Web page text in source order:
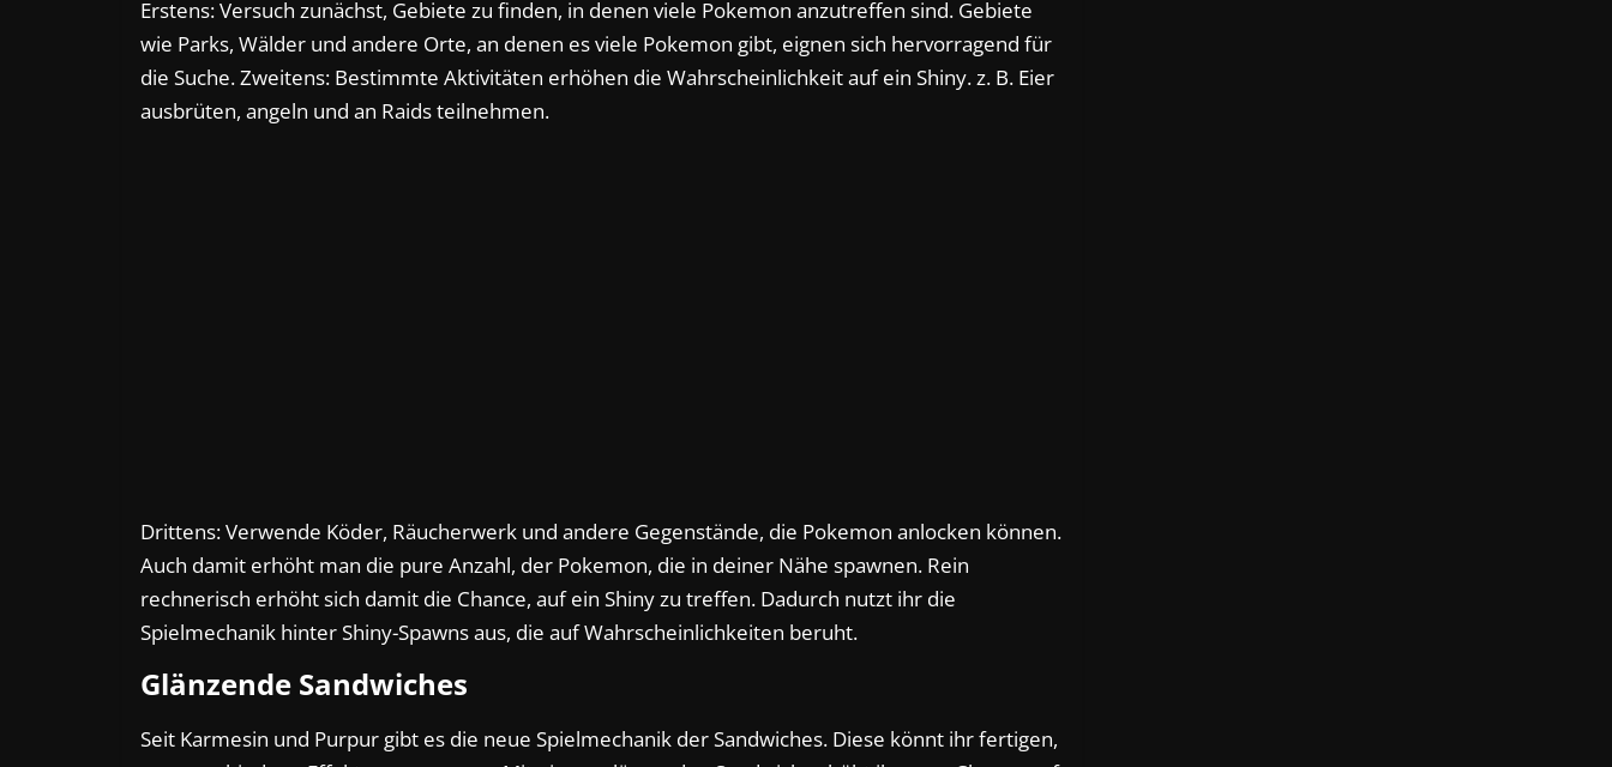
Erstens: Versuch zunächst, Gebiete zu finden, in denen viele Pokemon anzutreffen sind. Gebiete
wie Parks, Wälder und andere Orte, an denen es viele Pokemon gibt, eignen sich hervorragend für
die Suche. Zweitens: Bestimmte Aktivitäten erhöhen die Wahrscheinlichkeit auf ein Shiny. z. B. Eier
ausbrüten, angeln und an Raids teilnehmen.
Drittens: Verwende Köder, Räucherwerk und andere Gegenstände, die Pokemon anlocken können.
Auch damit erhöht man die pure Anzahl, der Pokemon, die in deiner Nähe spawnen. Rein
rechnerisch erhöht sich damit die Chance, auf ein Shiny zu treffen. Dadurch nutzt ihr die
Spielmechanik hinter Shiny-Spawns aus, die auf Wahrscheinlichkeiten beruht.
Glänzende Sandwiches
Seit Karmesin und Purpur gibt es die neue Spielmechanik der Sandwiches. Diese könnt ihr fertigen,